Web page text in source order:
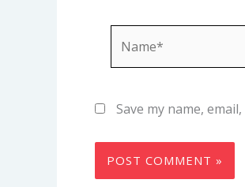
Save my name,